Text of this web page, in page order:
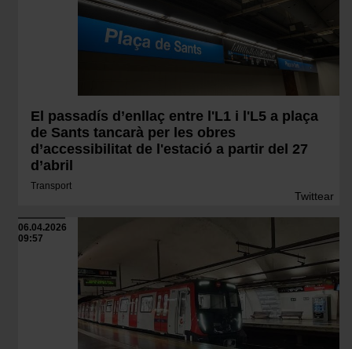
El passadís d’enllaç entre l'L1 i l'L5 a plaça
de Sants tancarà per les obres
d’accessibilitat de l'estació a partir del 27
d’abril
Transport
Twittear
06.04.2026
09:57